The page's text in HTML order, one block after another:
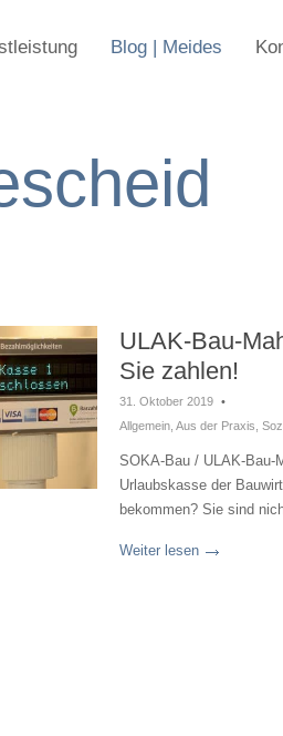
Blog | Meides
ULAK-Bau-
Sie zahlen!
31. Oktober 2019 •
Allgemein Aus der Praxis
SOKA-Bau / ULAK-Bau-
Urlaubskasse der
bekommen? Sie sind
Weiter lesen